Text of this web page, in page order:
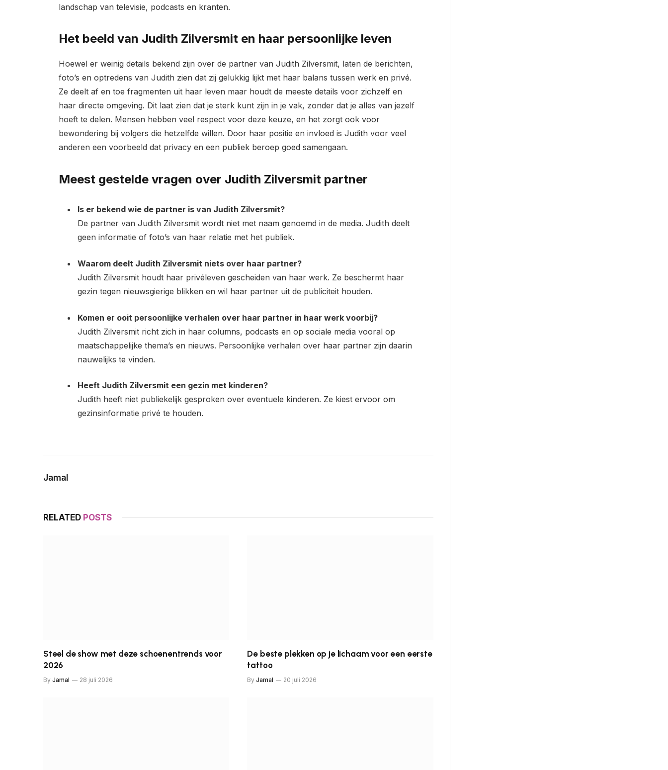
landschap van televisie, podcasts en kranten.
Het beeld van Judith Zilversmit en haar persoonlijke leven
Hoewel er weinig details bekend zijn over de partner van Judith Zilversmit, laten de berichten,
foto’s en optredens van Judith zien dat zij gelukkig lijkt met haar balans tussen werk en privé.
Ze deelt af en toe fragmenten uit haar leven maar houdt de meeste details voor zichzelf en
haar directe omgeving. Dit laat zien dat je sterk kunt zijn in je vak, zonder dat je alles van jezelf
hoeft te delen. Mensen hebben veel respect voor deze keuze, en het zorgt ook voor
bewondering bij volgers die hetzelfde willen. Door haar positie en invloed is Judith voor veel
anderen een voorbeeld dat privacy en een publiek beroep goed samengaan.
Meest gestelde vragen over Judith Zilversmit partner
Is er bekend wie de partner is van Judith Zilversmit?
De partner van Judith Zilversmit wordt niet met naam genoemd in de media. Judith deelt
geen informatie of foto’s van haar relatie met het publiek.
Waarom deelt Judith Zilversmit niets over haar partner?
Judith Zilversmit houdt haar privéleven gescheiden van haar werk. Ze beschermt haar
gezin tegen nieuwsgierige blikken en wil haar partner uit de publiciteit houden.
Komen er ooit persoonlijke verhalen over haar partner in haar werk voorbij?
Judith Zilversmit richt zich in haar columns, podcasts en op sociale media vooral op
maatschappelijke thema’s en nieuws. Persoonlijke verhalen over haar partner zijn daarin
nauwelijks te vinden.
Heeft Judith Zilversmit een gezin met kinderen?
Judith heeft niet publiekelijk gesproken over eventuele kinderen. Ze kiest ervoor om
gezinsinformatie privé te houden.
Jamal
RELATED POSTS
Steel de show met deze schoenentrends voor
2026
By Jamal 28 juli 2026
De beste plekken op je lichaam voor een eerste
tattoo
By Jamal 20 juli 2026